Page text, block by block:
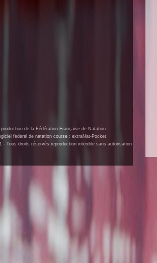
de la Fédération Française de Natation
fédéral de natation course : extraNat-Pocket
- Tous droits réservés reproduction interdite sans autorisation